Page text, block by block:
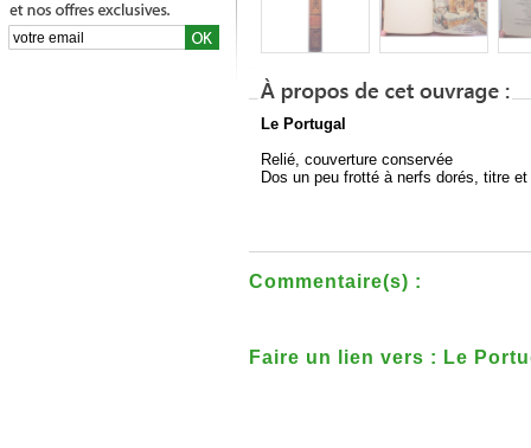
Le Portugal
Relié, couverture conservée
Dos un peu frotté à nerfs dorés, titre
Commentaire(s) :
Faire un lien vers : Le